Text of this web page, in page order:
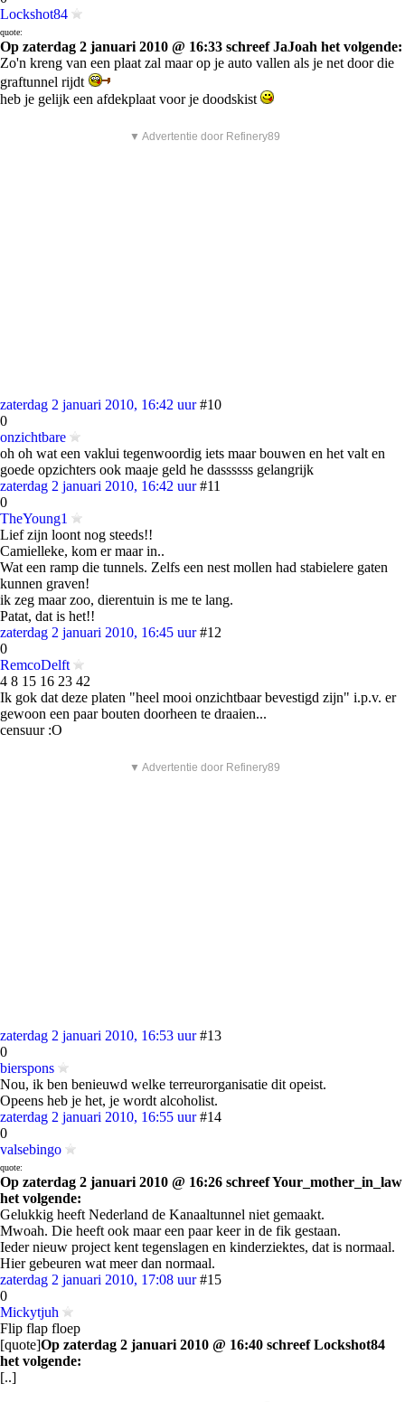
Lockshot84
quote:
Op zaterdag 2 januari 2010 @ 16:33 schreef JaJoah het volgende:
Zo'n kreng van een plaat zal maar op je auto vallen als je net door die
graftunnel rijdt
heb je gelijk een afdekplaat voor je doodskist
▼ Advertentie door Refinery89
zaterdag 2 januari 2010, 16:42 uur #10
0
onzichtbare
oh oh wat een vaklui tegenwoordig iets maar bouwen en het valt en
goede opzichters ook maaje geld he dassssss gelangrijk
zaterdag 2 januari 2010, 16:42 uur #11
0
TheYoung1
Lief zijn loont nog steeds!!
Camielleke, kom er maar in..
Wat een ramp die tunnels. Zelfs een nest mollen had stabielere gaten
kunnen graven!
ik zeg maar zoo, dierentuin is me te lang.
Patat, dat is het!!
zaterdag 2 januari 2010, 16:45 uur #12
0
RemcoDelft
4 8 15 16 23 42
Ik gok dat deze platen "heel mooi onzichtbaar bevestigd zijn" i.p.v. er
gewoon een paar bouten doorheen te draaien...
censuur :O
▼ Advertentie door Refinery89
zaterdag 2 januari 2010, 16:53 uur #13
0
bierspons
Nou, ik ben benieuwd welke terreurorganisatie dit opeist.
Opeens heb je het, je wordt alcoholist.
zaterdag 2 januari 2010, 16:55 uur #14
0
valsebingo
quote:
Op zaterdag 2 januari 2010 @ 16:26 schreef Your_mother_in_law
het volgende:
Gelukkig heeft Nederland de Kanaaltunnel niet gemaakt.
Mwoah. Die heeft ook maar een paar keer in de fik gestaan.
Ieder nieuw project kent tegenslagen en kinderziektes, dat is normaal.
Hier gebeuren wat meer dan normaal.
zaterdag 2 januari 2010, 17:08 uur #15
0
Mickytjuh
Flip flap floep
[quote]Op zaterdag 2 januari 2010 @ 16:40 schreef Lockshot84
het volgende:
[..]